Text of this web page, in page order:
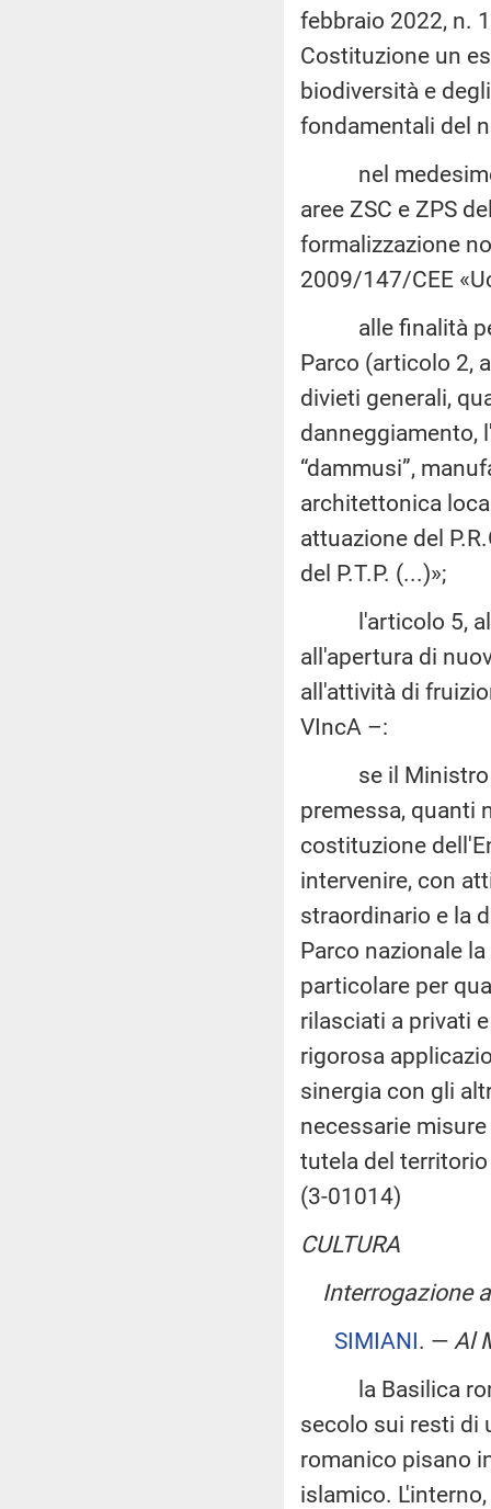
febbraio 2022, n.
Costituzione un
biodiversità e
fondamentali del
nel medesimo
aree ZSC e ZPS
formalizzazione
2009/147/CEE
alle finalità per
Parco (articolo 2,
divieti generali,
danneggiamento,
“dammusi”,
architettonica
attuazione del
del P.T.P. (...)»;
l'articolo 5,
all'apertura di
all'attività di
VIncA –:
se il Ministro
premessa, quanti
costituzione
intervenire, con
straordinario e la
Parco nazionale
particolare per
rilasciati a privati
rigorosa
sinergia con gli
necessarie
tutela del
(3-01014)
CULTURA
Interrogazione
SIMIANI. — Al
la Basilica
secolo sui resti di
romanico pisano
islamico.